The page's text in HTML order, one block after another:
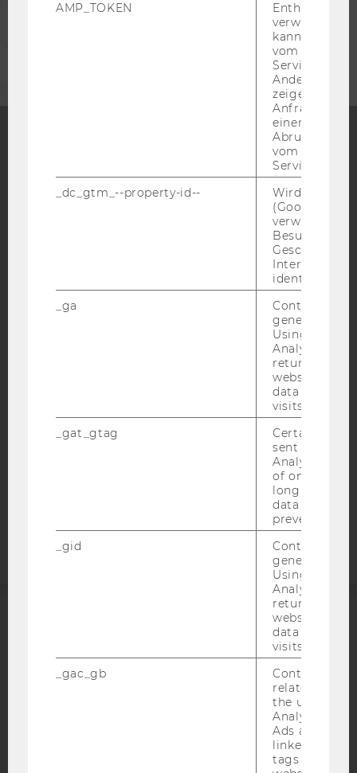
Blog
Bluesky
BARRIEREFREIHEITSERKLÄRUNG WEBSEITE
DATENSCHUTZERKLÄRUNG SOCIAL MEDIA
DATENSCHUTZERKLÄRUNG
STUDIENBEWERBER*INNEN UND STUDIERENDE
Barrierefreiheitserklärung
EQUIS AACSB
AMP_TOKEN
Enthält ein
verwendet
kann, um
vom AMP-
Service
Andere
zeigen Opt-
Anfrage im
einen Fehler
Abrufen
vom AMP
Service an.
_dc_gtm_--property-id--
Wird von
(Google Tag
verwendet,
Besucher
Geschlecht
Interessen zu
identifizieren.
_ga
Contains a
generated
Using this
Analytics can
returning
website and
data from
visits.
_gat_gtag
Certain data
sent to
Analytics a
of once per
long as it is
data
prevented.
_gid
Contains a
generated
Using this
Analytics can
returning
website and
data from
visits.
_gac_gb
Contains
related
the user. If
Analytics and
Ads accounts
linked, the
tags on the